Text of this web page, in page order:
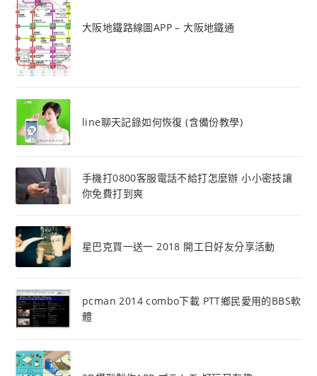
大阪地鐵路線圖APP – 大阪地鐵通
line聊天記錄如何恢復 (含備份教學)
手機打0800客服電話不給打怎麼辦 小小密技讓
你免費打到爽
星巴克買一送一 2018 開工日好友分享活動
pcman 2014 combo下載 PTT鄉民愛用的BBS軟
體